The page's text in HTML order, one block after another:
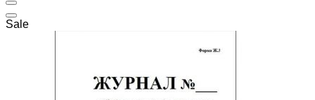
Sale